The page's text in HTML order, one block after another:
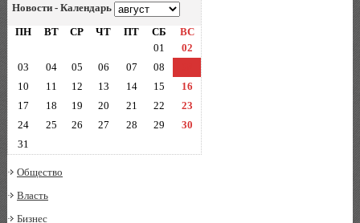
Новости - Календарь
ПН
ВТ СР ЧТ ПТ СБ
ВС
01
02
03
04 05 06 07 08
10
11 12 13 14 15
16
17
18 19 20 21 22
23
24
25 26 27 28 29
30
31
Общество
Власть
Бизнес